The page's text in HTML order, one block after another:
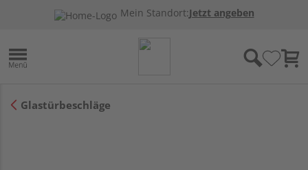
Mein Standort:Jetzt angeben
Glastürbeschläge